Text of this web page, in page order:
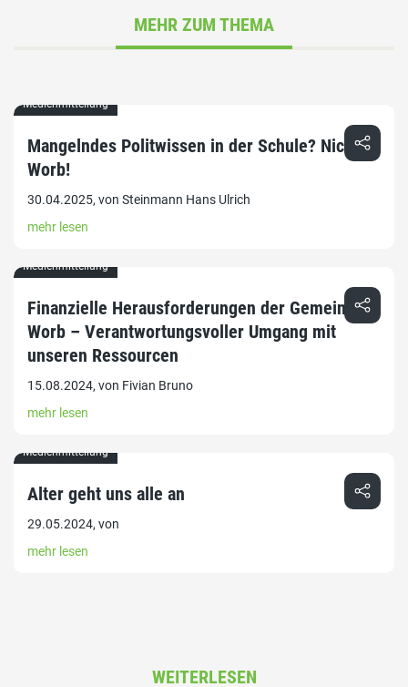
MEHR ZUM THEMA
Medienmitteilung
Mangelndes Politwissen in der Schule? Nicht in
Worb!
30.04.2025, von Steinmann Hans Ulrich
mehr lesen
Medienmitteilung
Finanzielle Herausforderungen der Gemeinde
Worb – Verantwortungsvoller Umgang mit
unseren Ressourcen
15.08.2024, von Fivian Bruno
mehr lesen
Medienmitteilung
Alter geht uns alle an
29.05.2024, von
mehr lesen
WEITERLESEN